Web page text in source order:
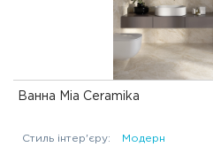
Ванна Mia Ceramika
Стиль інтер'єру:
Модерн